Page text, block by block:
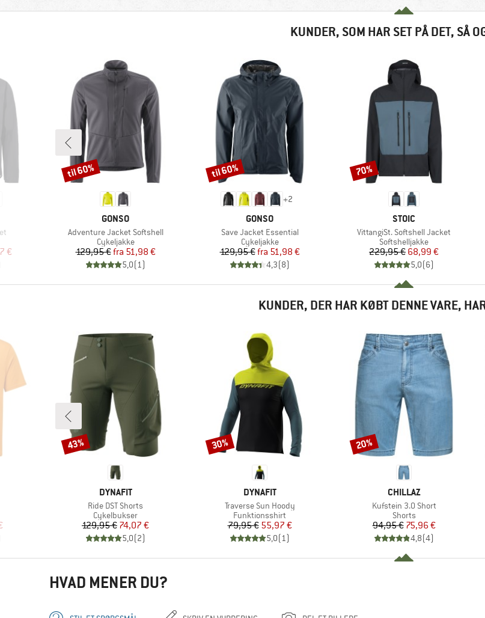
KUNDER, SOM HAR SET PÅ DET, SÅ
€
MÆRKE
GONSO
Artikel
Adventure Jacket Softshell
Produktgruppe
Cykeljakke
Pris
129,95 € Nedsat pris
fra 51,98 €
5,0(1)
Rabat
til 60%
+2
MÆRKE
GONSO
Artikel
Save Jacket Essential
Produktgruppe
Cykeljakke
Pris
129,95 € Nedsat pris
fra 51,98 €
4,3(8)
Rabat
til 60%
MÆRKE
STOIC
Artikel
VittangiSt. Softshell Jacket
Produktgruppe
Softshelljakke
Pris
229,95 €Nedsat pris
68,99 €
5,0(6)
Rabat
70%
KUNDER, DER HAR KØBT DENNE VARE,
MÆRKE
DYNAFIT
Artikel
Ride DST Shorts
Produktgruppe
Cykelbukser
Pris
129,95 €Nedsat pris
74,07 €
5,0(2)
Rabat
43%
MÆRKE
DYNAFIT
Artikel
Traverse Sun Hoody
Produktgruppe
Funktionsshirt
Pris
79,95 €Nedsat pris
55,97 €
5,0(1)
Rabat
30%
MÆRKE
CHILLAZ
Artikel
Kufstein 3.0 Short
Produktgruppe
Shorts
Pris
94,95 €Nedsat pris
75,96 €
4,8(4)
Rabat
20%
HVAD MENER DU?